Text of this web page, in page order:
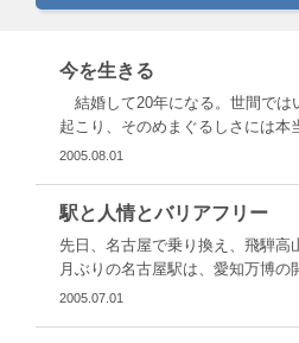
今を生きる
結婚して20年になる。世間では
起こり、そのめまぐるしさには本
2005.08.01
駅と人情とバリアフリー
先日、名古屋で乗り換え、飛騨高
月ぶりの名古屋駅は、愛知万博の
2005.07.01